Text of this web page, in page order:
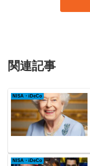
関連記事
NISA・iDeCo
NISA・iDeCo